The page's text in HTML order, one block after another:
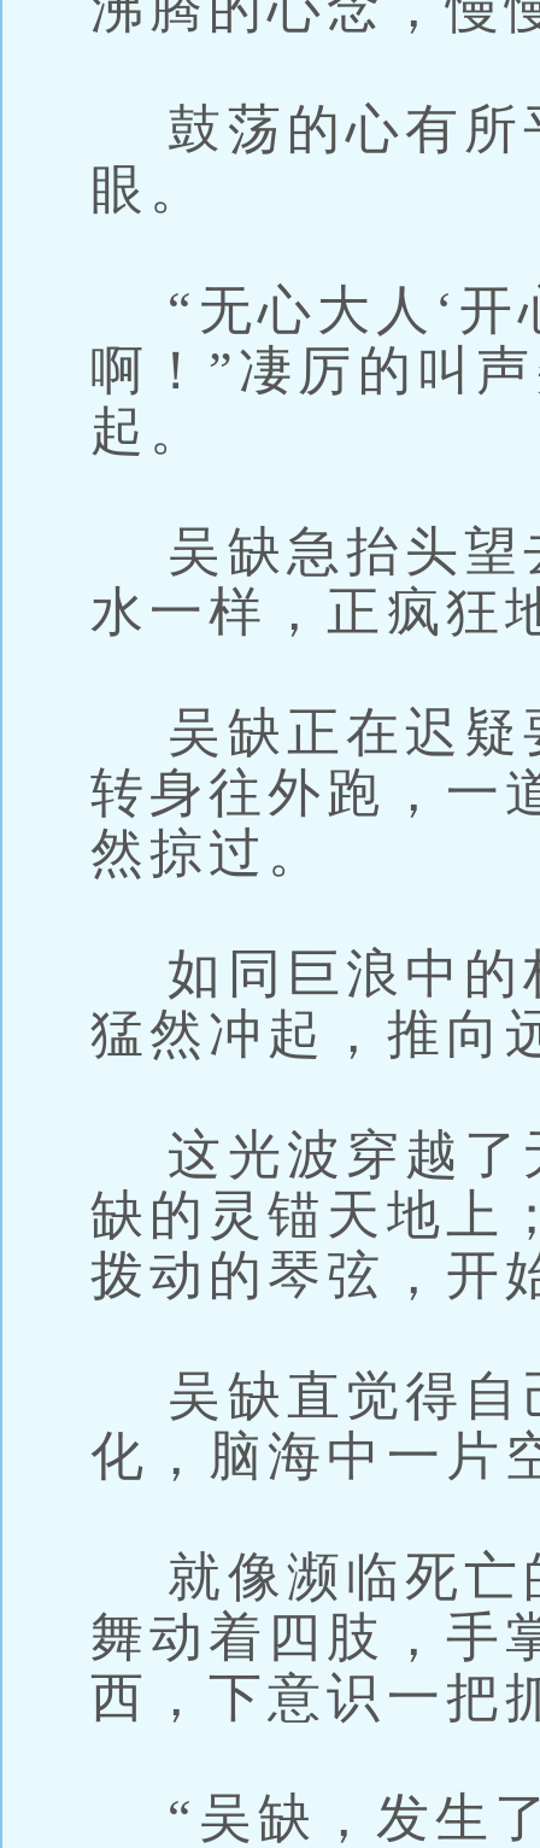
鼓荡的心有所
眼。
“无心大人‘开
啊！”凄厉的叫
起。
吴缺急抬头望
水一样，正疯狂
吴缺正在迟疑
转身往外跑，一
然掠过。
如同巨浪中的
猛然冲起，推向
这光波穿越了
缺的灵锚天地上
拨动的琴弦，开
吴缺直觉得自
化，脑海中一片
就像濒临死亡
舞动着四肢，手
西，下意识一把
“吴缺，发生